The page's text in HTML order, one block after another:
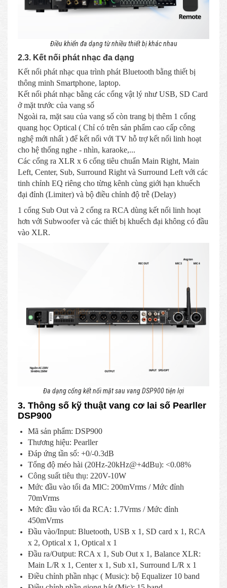
Điều khiển đa dạng từ nhiều thiết bị khác nhau
2.3. Kết nối phát nhạc đa dạng
Kết nối phát nhạc qua trình phát Bluetooth bằng thiết bị
thông minh Smartphone, laptop.
Kết nối phát nhạc bằng các cổng vật lý như USB, SD Card
ở mặt trước của vang số
Ngoài ra, mặt sau của vang số còn trang bị thêm 1 cổng
quang học Optical ( Chỉ có trên sản phẩm cao cấp công
nghệ mới nhất ) để kết nối với TV hỗ trợ kết nối linh hoạt
cho hệ thống nghe - nhìn, karaoke,...
Các cổng ra XLR x 6 cổng tiêu chuẩn Main Right, Main
Left, Center, Sub, Surround Right và Surround Left với các
tinh chỉnh EQ riêng cho từng kênh cùng giới hạn khuếch
đại đỉnh (Limiter) và bộ điều chỉnh độ trễ (Delay)
1 cổng Sub Out và 2 cổng ra RCA dùng kết nối linh hoạt
hơn với Subwoofer và các thiết bị khuếch đại không có đầu
vào XLR.
Đa dạng cổng kết nối mặt sau vang DSP900 tiện lợi
3. Thông số kỹ thuật vang cơ lai số Pearller
DSP900
Mã sản phẩm: DSP900
Thương hiệu: Pearller
Đáp ứng tần số: +0/-0.3dB
Tổng độ méo hài (20Hz-20kHz@+4dBu): <0.08%
Công suất tiêu thụ: 220V-10W
Mức đầu vào tối đa MlC: 200mVrms / Mức đỉnh
70mVrms
Mức đầu vào tối đa RCA: 1.7Vrms / Mức đỉnh
450mVrms
Đầu vào/Input: Bluetooth, USB x 1, SD card x 1, RCA
x 2, Optical x 1, Optical x 1
Đầu ra/Output: RCA x 1, Sub Out x 1, Balance XLR:
Main L/R x 1, Center x 1, Sub x1, Surround L/R x 1
Điều chỉnh phần nhạc ( Music): bộ Equalizer 10 band